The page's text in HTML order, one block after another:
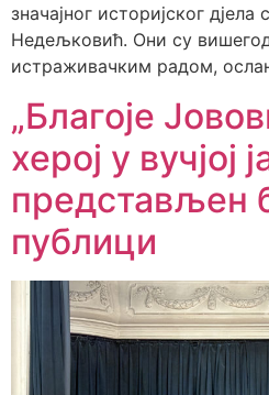
значајног историјског
Недељковић. Они су
истраживачким радом,
„Благоје
херој у вучјој
представљен
публици